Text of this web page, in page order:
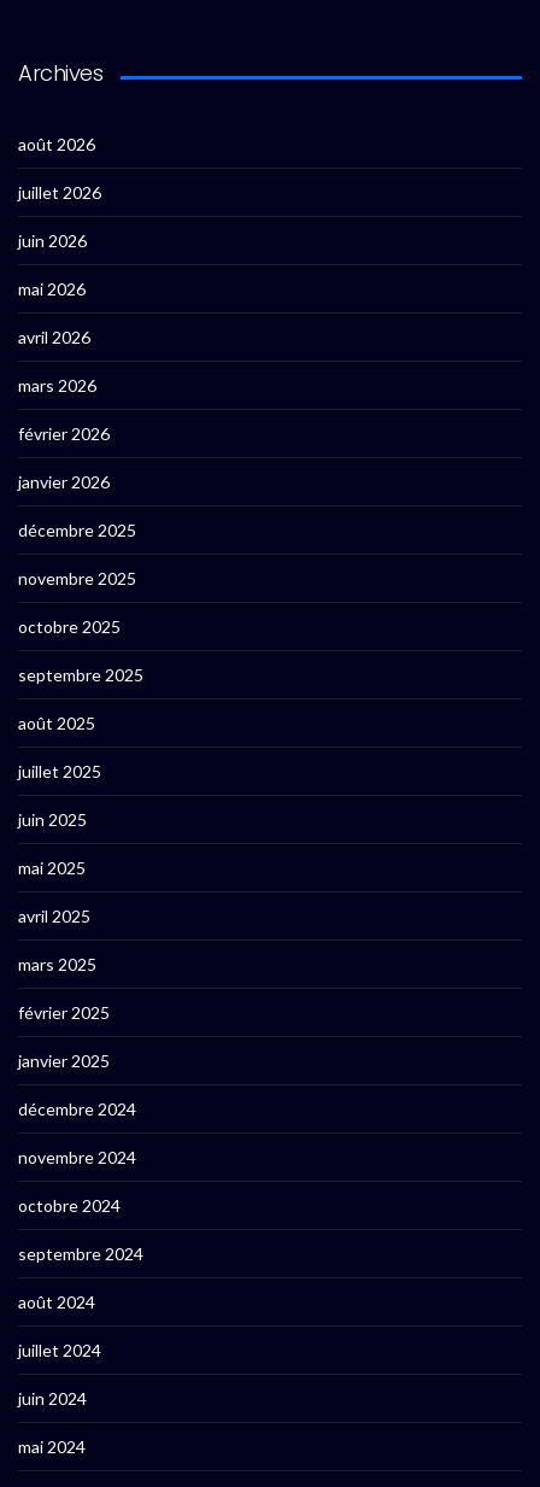
Archives
août 2026
juillet 2026
juin 2026
mai 2026
avril 2026
mars 2026
février 2026
janvier 2026
décembre 2025
novembre 2025
octobre 2025
septembre 2025
août 2025
juillet 2025
juin 2025
mai 2025
avril 2025
mars 2025
février 2025
janvier 2025
décembre 2024
novembre 2024
octobre 2024
septembre 2024
août 2024
juillet 2024
juin 2024
mai 2024